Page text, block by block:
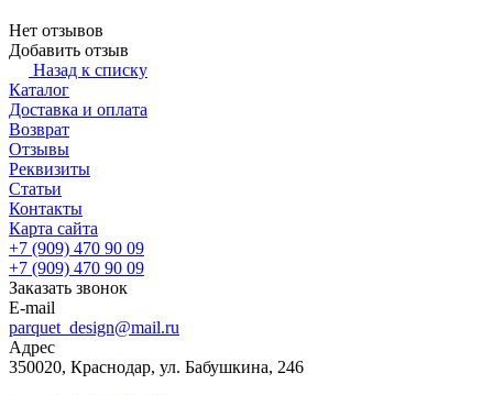
Нет отзывов
Добавить отзыв
Назад к списку
Каталог
Доставка и оплата
Возврат
Отзывы
Реквизиты
Статьи
Контакты
Карта сайта
+7 (909) 470 90 09
+7 (909) 470 90 09
Заказать звонок
E-mail
parquet_design@mail.ru
Адрес
350020, Краснодар, ул. Бабушкина, 246